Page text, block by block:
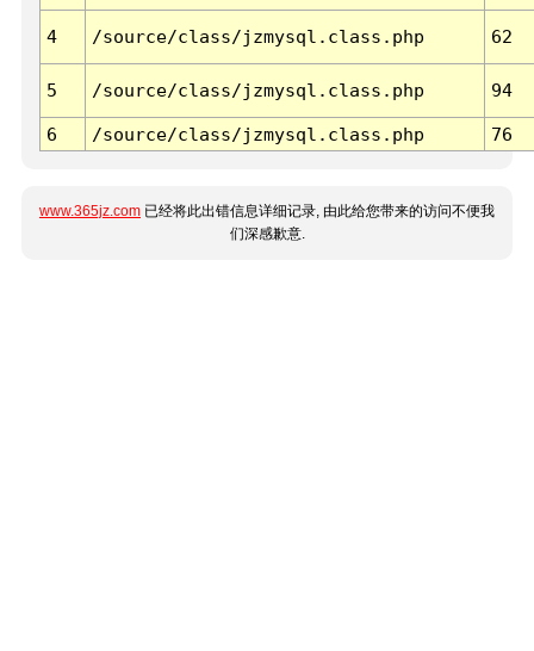
4 /source/class/jzmysql.class.php 62
5 /source/class/jzmysql.class.php 94
6 /source/class/jzmysql.class.php 76
www.365jz.com 已经将此出错信息详细记录, 由此给您带来的访问不便我
们深感歉意.